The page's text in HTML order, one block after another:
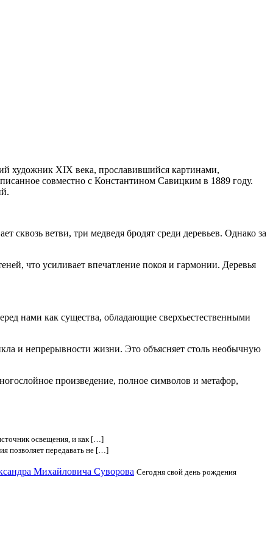
XIX века, прославившийся картинами,
совместно с Константином Савицким в 1889 году.
сквозь ветви, три медведя бродят среди деревьев. Однако за
что усиливает впечатление покоя и гармонии. Деревья
нами как существа, обладающие сверхъестественными
и непрерывности жизни. Это объясняет столь необычную
произведение, полное символов и метафор,
освещения, и как […]
позволяет передавать не […]
Михайловича Суворова Сегодня свой день рождения